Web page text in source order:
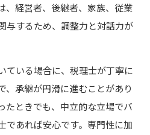
、経営者、後継者、家族、従業
与するため、調整力と対話力が
ている場合に、税理士が丁寧に
、承継が円滑に進むことがあり
たときでも、中立的な立場でバ
あれば安心です。 専門性に加